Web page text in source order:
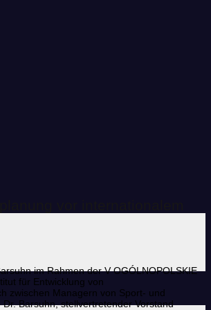
vor internationalem
im Rahmen der V OGÓLNOPOLSKIE
für Entwicklung von
zwischen Managern von Sport- und
Barsuhn, stellvertretender Vorstand